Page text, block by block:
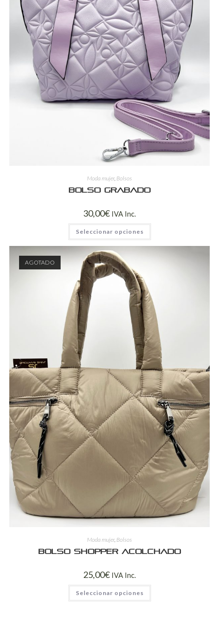
Moda mujer, Bolsos
Bolso grabado
30,00€ IVA Inc.
Seleccionar opciones
AGOTADO
Moda mujer, Bolsos
Bolso shopper acolchado
25,00€ IVA Inc.
Seleccionar opciones